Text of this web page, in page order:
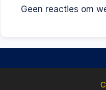
Geen reacties om